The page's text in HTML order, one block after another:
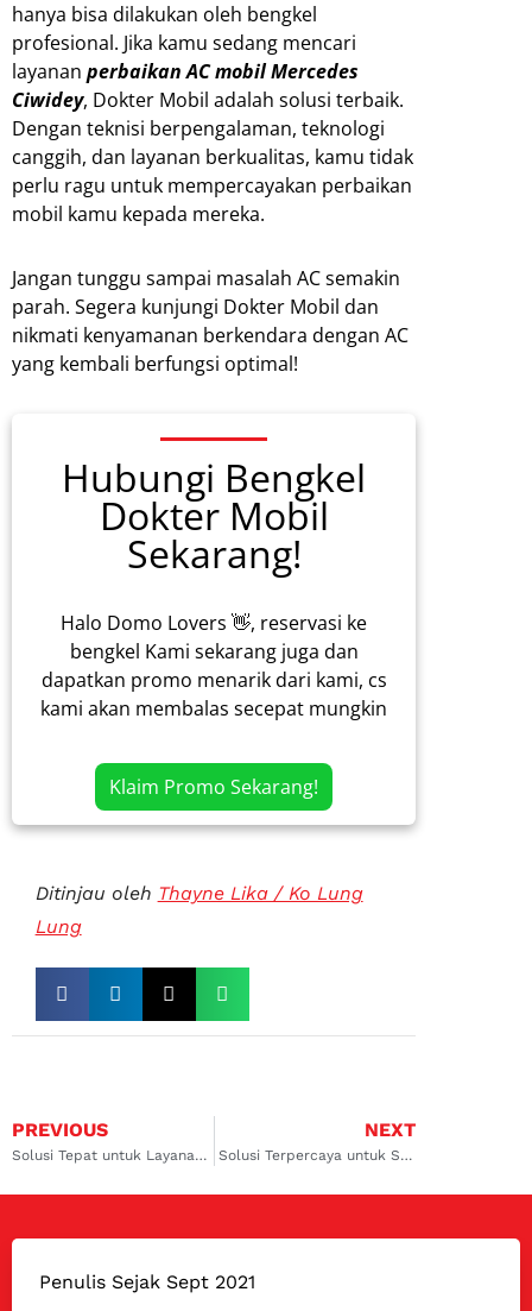
hanya bisa dilakukan oleh bengkel
profesional. Jika kamu sedang mencari
layanan perbaikan AC mobil Mercedes
Ciwidey, Dokter Mobil adalah solusi terbaik.
Dengan teknisi berpengalaman, teknologi
canggih, dan layanan berkualitas, kamu tidak
perlu ragu untuk mempercayakan perbaikan
mobil kamu kepada mereka.
Jangan tunggu sampai masalah AC semakin
parah. Segera kunjungi Dokter Mobil dan
nikmati kenyamanan berkendara dengan AC
yang kembali berfungsi optimal!
Hubungi Bengkel
Dokter Mobil
Sekarang!
Halo Domo Lovers 👋, reservasi ke
bengkel Kami sekarang juga dan
dapatkan promo menarik dari kami, cs
kami akan membalas secepat mungkin
Klaim Promo Sekarang!
Ditinjau oleh Thayne Lika / Ko Lung
Lung
PREVIOUS
Solusi Tepat untuk Layanan Service AC Mobil BMW Ciwidey Hanya di Dokter Mobil
NEXT
Solusi Terpercaya untuk Service AC Mobil Wuling Lembang, Hanya di Dokter Mobil
Penulis Sejak Sept 2021